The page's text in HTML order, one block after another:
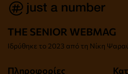
THE SENIOR WEBMAG
Iδρύθηκε το 2023 από τη Νίκη
Πληροφορίες